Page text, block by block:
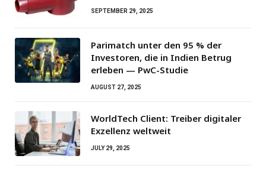
SEPTEMBER 29, 2025
Parimatch unter den 95 % der
Investoren, die in Indien Betrug
erleben — PwC-Studie
AUGUST 27, 2025
WorldTech Client: Treiber digitaler
Exzellenz weltweit
JULY 29, 2025